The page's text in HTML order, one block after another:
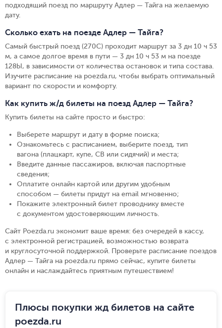
подходящий поезд по маршруту Адлер — Тайга на желаемую
дату.
Сколько ехать на поезде Адлер — Тайга?
Самый быстрый поезд (270С) проходит маршрут за 3 дн 10 ч 53
м, а самое долгое время в пути — 3 дн 10 ч 53 м на поезде
128Ы, в зависимости от количества остановок и типа состава.
Изучите расписание на poezda.ru, чтобы выбрать оптимальный
вариант по скорости и комфорту.
Как купить ж/д билеты на поезд Адлер — Тайга?
Купить билеты на сайте просто и быстро:
Выберете маршрут и дату в форме поиска;
Ознакомьтесь с расписанием, выберите поезд, тип
вагона (плацкарт, купе, СВ или сидячий) и места;
Введите данные пассажиров, включая паспортные
сведения;
Оплатите онлайн картой или другим удобным
способом — билеты придут на email мгновенно;
Покажите электронный билет проводнику вместе
с документом удостоверяющим личность.
Сайт Poezda.ru экономит ваше время: без очередей в кассу,
с электронной регистрацией, возможностью возврата
и круглосуточной поддержкой. Проверьте расписание поездов
Адлер — Тайга на poezda.ru прямо сейчас, купите билеты
онлайн и наслаждайтесь приятным путешествием!
Плюсы покупки жд билетов на сайте
poezda.ru